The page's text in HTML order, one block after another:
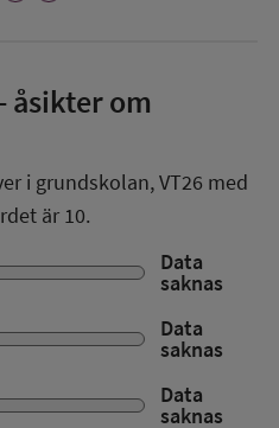
- åsikter om
i grundskolan,VT26 med
är 10.
Data
saknas
Data
saknas
Data
saknas